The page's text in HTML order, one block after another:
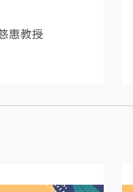
惠教授